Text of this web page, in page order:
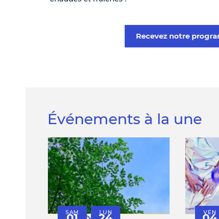
Recevez notre
Événements à la une
SAM LUN VEN